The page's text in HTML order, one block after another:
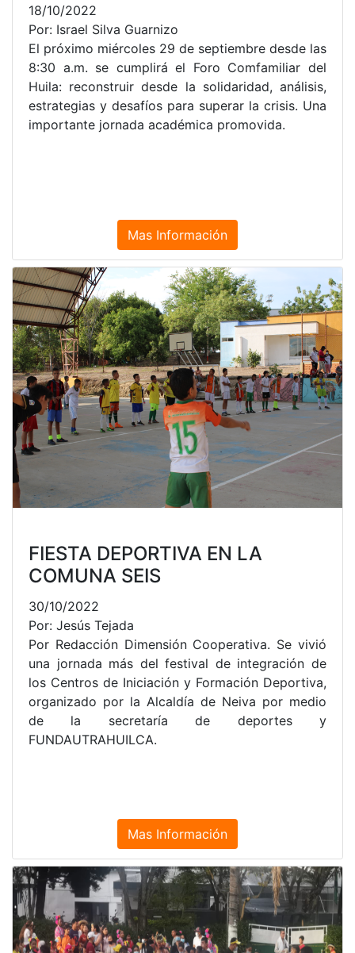
18/10/2022
Por: Israel Silva Guarnizo
El próximo miércoles 29 de septiembre desde las
8:30 a.m. se cumplirá el Foro Comfamiliar del
Huila: reconstruir desde la solidaridad, análisis,
estrategias y desafíos para superar la crisis. Una
importante jornada académica promovida.
Mas Información
FIESTA DEPORTIVA EN LA
COMUNA SEIS
30/10/2022
Por: Jesús Tejada
Por Redacción Dimensión Cooperativa. Se vivió
una jornada más del festival de integración de
los Centros de Iniciación y Formación Deportiva,
organizado por la Alcaldía de Neiva por medio
de la secretaría de deportes y
FUNDAUTRAHUILCA.
Mas Información